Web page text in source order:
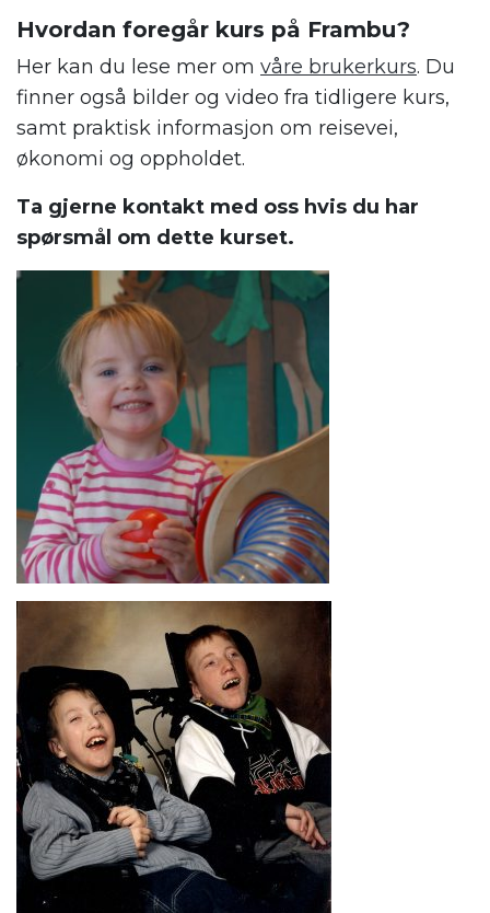
Hvordan foregår kurs på Frambu?
Her kan du lese mer om våre brukerkurs. Du
finner også bilder og video fra tidligere kurs,
samt praktisk informasjon om reisevei,
økonomi og oppholdet.
Ta gjerne kontakt med oss hvis du har
spørsmål om dette kurset.